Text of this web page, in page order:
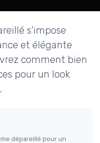
s'impose
et élégante
comment bien
pour un look
dépareillé pour un